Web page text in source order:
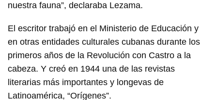
nuestra fauna”, declaraba Lezama.
El escritor trabajó en el Ministerio de Educación y
en otras entidades culturales cubanas durante los
primeros años de la Revolución con Castro a la
cabeza. Y creó en 1944 una de las revistas
literarias más importantes y longevas de
Latinoamérica, “Orígenes”.